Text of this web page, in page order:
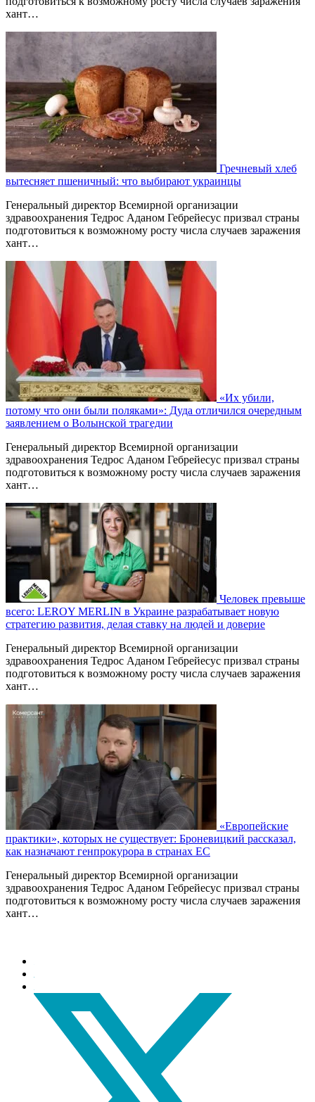
хант…
Гречневый хлеб
вытесняет пшеничный: что выбирают украинцы
Генеральный директор Всемирной организации
здравоохранения Тедрос Аданом Гебрейесус призвал страны
подготовиться к возможному росту числа случаев заражения
хант…
«Их убили,
потому что они были поляками»: Дуда отличился очередным
заявлением о Волынской трагедии
Генеральный директор Всемирной организации
здравоохранения Тедрос Аданом Гебрейесус призвал страны
подготовиться к возможному росту числа случаев заражения
хант…
Человек превыше
всего: LEROY MERLIN в Украине разрабатывает новую
стратегию развития, делая ставку на людей и доверие
Генеральный директор Всемирной организации
здравоохранения Тедрос Аданом Гебрейесус призвал страны
подготовиться к возможному росту числа случаев заражения
хант…
«Европейские
практики», которых не существует: Броневицкий рассказал,
как назначают генпрокурора в странах ЕС
Генеральный директор Всемирной организации
здравоохранения Тедрос Аданом Гебрейесус призвал страны
подготовиться к возможному росту числа случаев заражения
хант…